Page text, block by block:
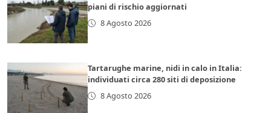
piani di rischio aggiornati
8 Agosto 2026
Tartarughe marine, nidi in calo in Italia:
individuati circa 280 siti di deposizione
8 Agosto 2026